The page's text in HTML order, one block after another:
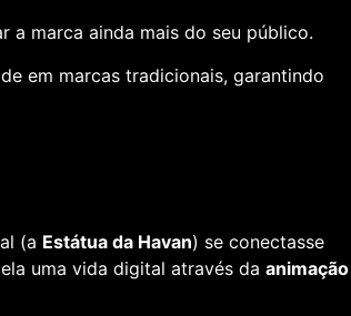
a marca ainda mais do seu público.
em marcas tradicionais, garantindo
(a Estátua da Havan) se conectasse
uma vida digital através da animação